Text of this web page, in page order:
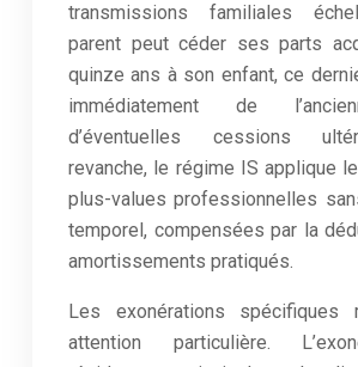
transmissions familiales
parent peut céder ses parts
quinze ans à son enfant, ce
immédiatement de
d’éventuelles cessions
revanche, le régime IS applique
plus-values professionnelles
temporel, compensées par la
amortissements pratiqués.
Les exonérations spécifiques
attention particulière.